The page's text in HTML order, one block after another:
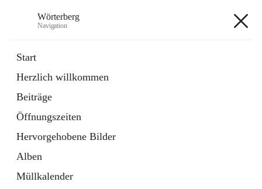
Wörterberg
Navigation
Start
Herzlich willkommen
Beiträge
Öffnungszeiten
Hervorgehobene Bilder
Alben
Müllkalender
5 Schnellzugriffe
Bürgerservice
9 Schnellzugriffe